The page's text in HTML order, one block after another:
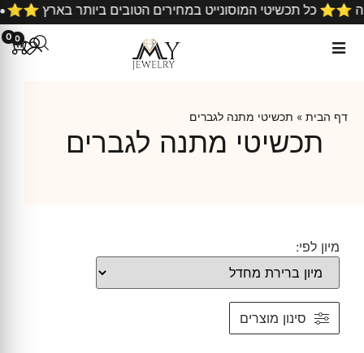
⭐️⭐️ כל תכשיטי המוסונייט במחירים הטובים ביותר בארץ
0 0
דף הבית » תכשיטי מתנה לגברים
תכשיטי מתנה לגברים
מיון לפי:
סינון מוצרים